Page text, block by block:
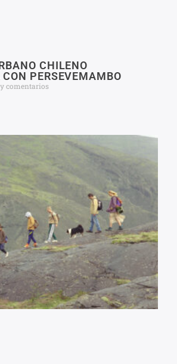
CHILENO
PERSEVEMAMBO
comentarios